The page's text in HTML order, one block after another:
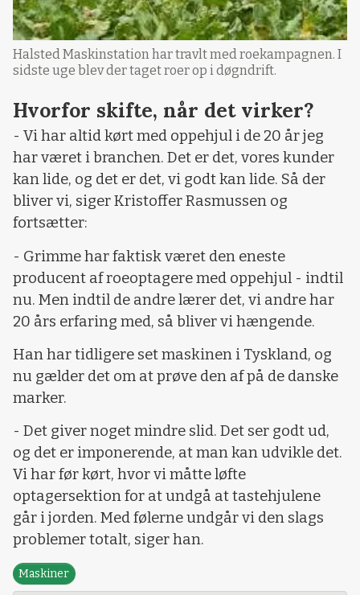
Halsted Maskinstation har travlt med roekampagnen. I
sidste uge blev der taget roer op i døgndrift.
Hvorfor skifte, når det virker?
- Vi har altid kørt med oppehjul i de 20 år jeg
har været i branchen. Det er det, vores kunder
kan lide, og det er det, vi godt kan lide. Så der
bliver vi, siger Kristoffer Rasmussen og
fortsætter:
- Grimme har faktisk været den eneste
producent af roeoptagere med oppehjul - indtil
nu. Men indtil de andre lærer det, vi andre har
20 års erfaring med, så bliver vi hængende.
Han har tidligere set maskinen i Tyskland, og
nu gælder det om at prøve den af på de danske
marker.
- Det giver noget mindre slid. Det ser godt ud,
og det er imponerende, at man kan udvikle det.
Vi har før kørt, hvor vi måtte løfte
optagersektion for at undgå at tastehjulene
går i jorden. Med følerne undgår vi den slags
problemer totalt, siger han.
Maskiner